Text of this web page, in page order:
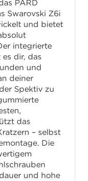
PARD
Swarovski Z6i
und bietet
integrierte
dir, das
und
deiner
Spektiv zu
das
– selbst
Die
und hohe